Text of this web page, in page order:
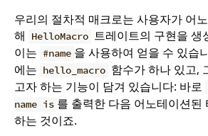
우리의 절차적 매크로는 사용자가 어
해
HelloMacro 트레이트의 구현을 생
이는 #name 을 사용하여 얻을 수 있습
에는 hello_macro 함수가 하나 있고,
고자 하는 기능이 담겨 있습니다: 바로
name is 를 출력한 다음 어노테이션된
하는 것이죠.